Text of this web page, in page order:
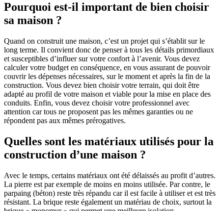
Pourquoi est-il important de bien choisir
sa maison ?
Quand on construit une maison, c’est un projet qui s’établit sur le
long terme. Il convient donc de penser à tous les détails primordiaux
et susceptibles d’influer sur votre confort à l’avenir. Vous devez
calculer votre budget en conséquence, en vous assurant de pouvoir
couvrir les dépenses nécessaires, sur le moment et après la fin de la
construction. Vous devez bien choisir votre terrain, qui doit être
adapté au profil de votre maison et viable pour la mise en place des
conduits. Enfin, vous devez choisir votre professionnel avec
attention car tous ne proposent pas les mêmes garanties ou ne
répondent pas aux mêmes prérogatives.
Quelles sont les matériaux utilisés pour la
construction d’une maison ?
Avec le temps, certains matériaux ont été délaissés au profit d’autres.
La pierre est par exemple de moins en moins utilisée. Par contre, le
parpaing (béton) reste très répandu car il est facile à utiliser et est très
résistant. La brique reste également un matériau de choix, surtout la